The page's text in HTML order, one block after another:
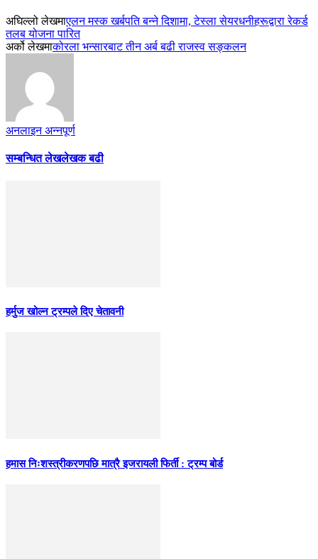
अघिल्लो लेखमाएलन मस्क खर्बपति बन्ने दिशामा, टेस्ला सेयरधनीहरूद्वारा रेकर्ड
तलब योजना पारित
अर्को लेखमाकोरला भन्सारबाट तीन अर्ब बढी राजस्व सङ्कलन
अनलाइन अन्नपूर्ण
सम्बन्धित लेखलेखक बढी
हर्मुज खोल्न ट्रम्पले दिए चेतावनी
हमास निःशस्त्रीकरणपछि मात्रै इजरायली फिर्ती : ट्रम्प बोर्ड